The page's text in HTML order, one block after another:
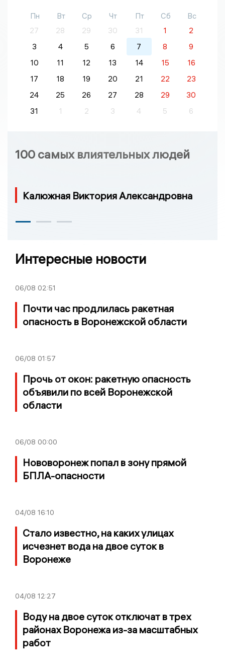
Пн Вт Ср Чт Пт Сб
Вс
27
28 29 30 31 1
2
3
4 5 6 7 8
9
10
11 12 13 14 15
16
17
18 19 20 21 22
23
24
25 26 27 28 29
30
31
1 2 3 4 5 6
100 самых влиятельных людей
Калюжная Виктория Александровна
Интересные новости
06/08 02:51
Почти час продлилась ракетная
опасность в Воронежской области
06/08 01:57
Прочь от окон: ракетную опасность
объявили по всей Воронежской
области
06/08 00:00
Нововоронеж попал в зону прямой
БПЛА-опасности
04/08 16:10
Стало известно, на каких улицах
исчезнет вода на двое суток в
Воронеже
04/08 12:27
Воду на двое суток отключат в трех
районах Воронежа из-за масштабных
работ